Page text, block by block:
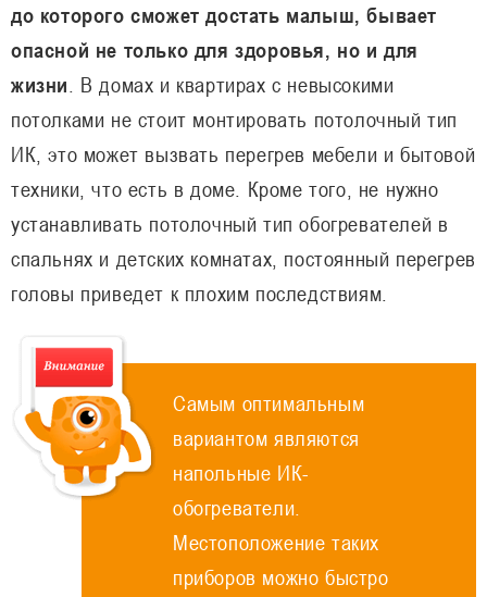
до которого сможет достать малыш, бывает
опасной не только для здоровья, но и для
жизни . В домах и квартирах с невысокими
потолками не стоит монтировать потолочный тип
ИК, это может вызвать перегрев мебели и бытовой
техники, что есть в доме. Кроме того, не нужно
устанавливать потолочный тип обогревателей в
спальнях и детских комнатах, постоянный перегрев
головы приведет к плохим последствиям.
Самым оптимальным
вариантом являются
напольные ИК-
обогреватели.
Местоположение таких
приборов можно быстро